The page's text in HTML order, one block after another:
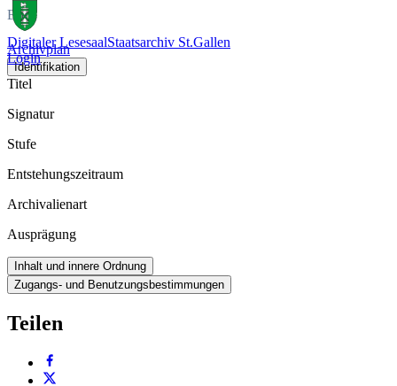
Digitaler LesesaalStaatsarchiv St.Gallen
Login
Buch
Archivplan
Identifikation
Titel
Signatur
Stufe
Entstehungszeitraum
Archivalienart
Ausprägung
Inhalt und innere Ordnung
Zugangs- und Benutzungsbestimmungen
Teilen